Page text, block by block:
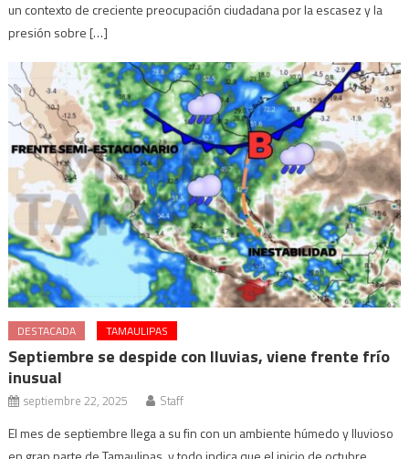
un contexto de creciente preocupación ciudadana por la escasez y la
presión sobre […]
DESTACADA TAMAULIPAS
Septiembre se despide con lluvias, viene frente frío
inusual
septiembre 22, 2025 Staff
El mes de septiembre llega a su fin con un ambiente húmedo y lluvioso